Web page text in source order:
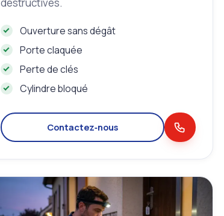
Ouverture sans dégât
Porte claquée
Perte de clés
Cylindre bloqué
Contactez‑nous